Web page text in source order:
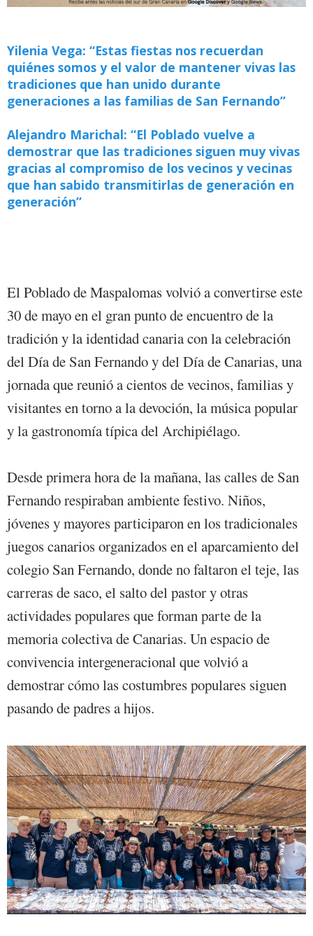
Yilenia Vega: “Estas fiestas nos recuerdan
quiénes somos y el valor de mantener vivas las
tradiciones que han unido durante
generaciones a las familias de San Fernando”
Alejandro Marichal: “El Poblado vuelve a
demostrar que las tradiciones siguen muy vivas
gracias al compromiso de los vecinos y vecinas
que han sabido transmitirlas de generación en
generación”
El Poblado de Maspalomas volvió a convertirse este
30 de mayo en el gran punto de encuentro de la
tradición y la identidad canaria con la celebración
del Día de San Fernando y del Día de Canarias, una
jornada que reunió a cientos de vecinos, familias y
visitantes en torno a la devoción, la música popular
y la gastronomía típica del Archipiélago.
Desde primera hora de la mañana, las calles de San
Fernando respiraban ambiente festivo. Niños,
jóvenes y mayores participaron en los tradicionales
juegos canarios organizados en el aparcamiento del
colegio San Fernando, donde no faltaron el teje, las
carreras de saco, el salto del pastor y otras
actividades populares que forman parte de la
memoria colectiva de Canarias. Un espacio de
convivencia intergeneracional que volvió a
demostrar cómo las costumbres populares siguen
pasando de padres a hijos.